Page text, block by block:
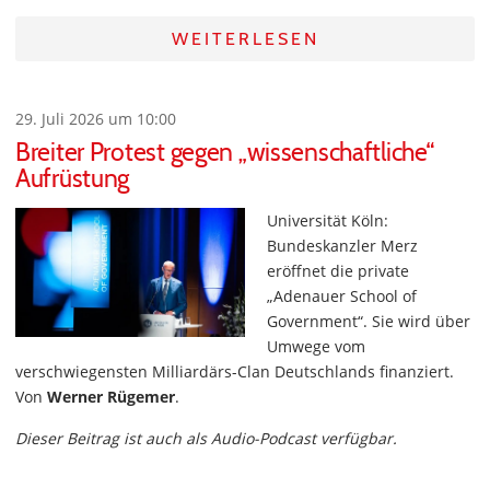
WEITERLESEN
29. Juli 2026 um 10:00
Breiter Protest gegen „wissenschaftliche“
Aufrüstung
Universität Köln:
Bundeskanzler Merz
eröffnet die private
„Adenauer School of
Government“. Sie wird über
Umwege vom
verschwiegensten Milliardärs-Clan Deutschlands finanziert.
Von Werner Rügemer.
Dieser Beitrag ist auch als Audio-Podcast verfügbar.